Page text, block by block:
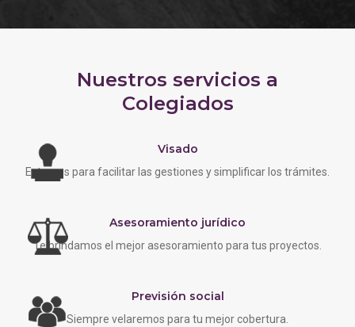
Nuestros servicios a
Colegiados
Visado
Estamos para facilitar las gestiones y simplificar los trámites.
Asesoramiento jurídico
Te brindamos el mejor asesoramiento para tus proyectos.
Previsión social
Siempre velaremos para tu mejor cobertura.